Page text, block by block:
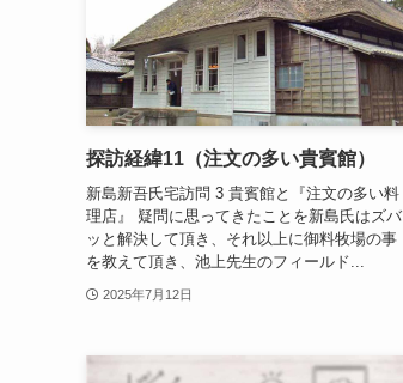
探訪経緯11（注文の多い貴賓館）
新島新吾氏宅訪問 3 貴賓館と『注文の多い料
理店』 疑問に思ってきたことを新島氏はズバ
ッと解決して頂き、それ以上に御料牧場の事
を教えて頂き、池上先生のフィールド...
2025年7月12日